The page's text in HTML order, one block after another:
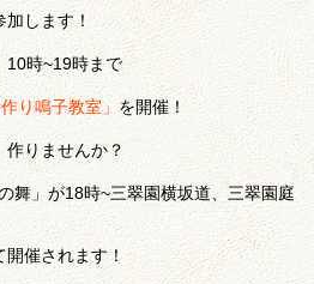
します！
時~19時まで
り鳴子教室」 を開催！
りませんか？
舞」が18時~三翠園横坂道、三翠園庭
催されます！